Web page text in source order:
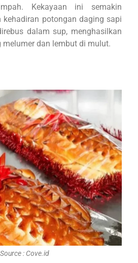
Kekayaan ini semakin
kehadiran potongan daging sapi
dalam sup, menghasilkan
melumer dan lembut di mulut.
Source : Cove.id